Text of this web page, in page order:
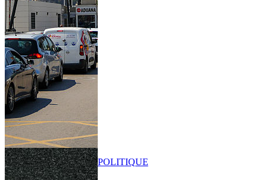
POLITIQUE